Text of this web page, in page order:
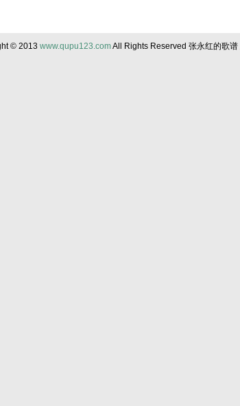
© 2013 www.qupu123.comAll Rights Reserved 张永红的歌谱